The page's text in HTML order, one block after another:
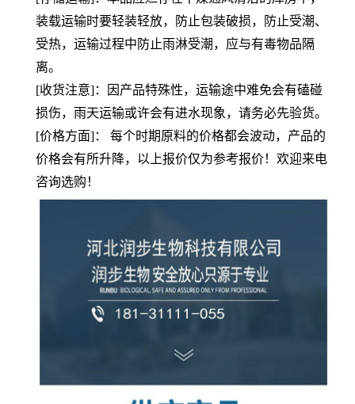
装载运输时要轻装轻放，防止包装破损，防止受潮、
受热，运输过程中防止雨淋受潮，应与有毒物品隔
离。
[收货注意]：因产品特殊性，运输途中难免会有磕碰
损伤，雨天运输或许会有进水现象，请务必先验货。
[价格方面]： 每个时期原料的价格都会波动，产品的
价格会有所升降，以上报价仅为参考报价！欢迎来电
咨询选购！